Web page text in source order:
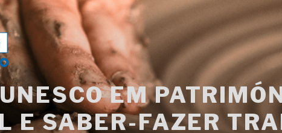
EM
E SABER-FAZER